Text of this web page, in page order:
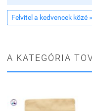
Felvitel a kedvencek közé »
A KATEGÓRIA